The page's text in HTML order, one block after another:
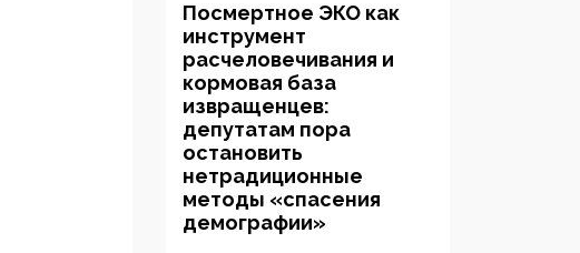
Посмертное ЭКО как
инструмент
расчеловечивания и
кормовая база
извращенцев:
депутатам пора
остановить
нетрадиционные
методы «спасения
демографии»